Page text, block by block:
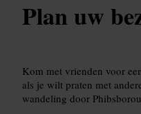
Plan uw
Kom met vrienden voor
als je wilt praten met
wandeling door